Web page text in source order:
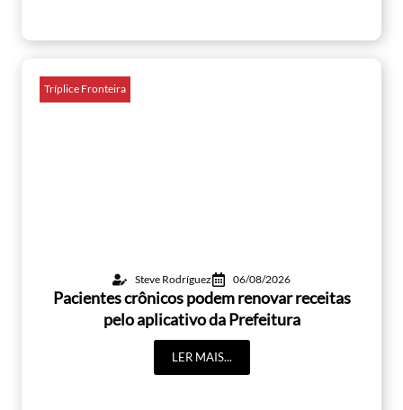
Tríplice Fronteira
Steve Rodríguez 06/08/2026
Pacientes crônicos podem renovar receitas
pelo aplicativo da Prefeitura
LER MAIS...